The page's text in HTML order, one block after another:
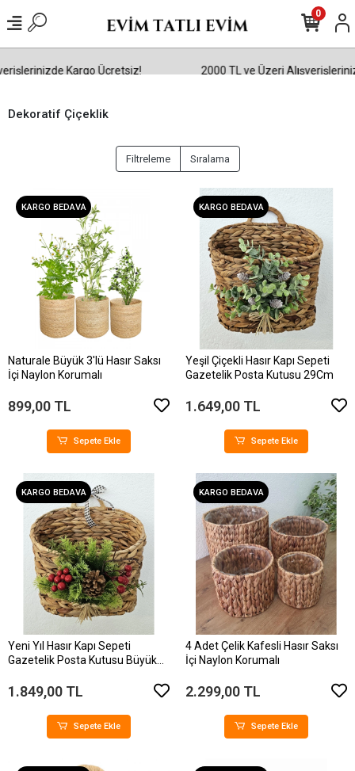
Kargo Ücretsiz! 2000 TL ve Üzeri
0
Dekoratif Çiçeklik
Filtreleme Sıralama
KARGO BEDAVA
Naturale Büyük 3'lü Hasır Saksı
İçi Naylon Korumalı
899,00 TL
Sepete Ekle
KARGO BEDAVA
Yeşil Çiçekli Hasır Kapı Sepeti
Gazetelik Posta Kutusu 29Cm
1.649,00 TL
Sepete Ekle
KARGO BEDAVA
Yeni Yıl Hasır Kapı Sepeti
Gazetelik Posta Kutusu Büyük
1.849,00 TL
Sepete Ekle
KARGO BEDAVA
4 Adet Çelik Kafesli Hasır Saksı
İçi Naylon Korumalı
2.299,00 TL
Sepete Ekle